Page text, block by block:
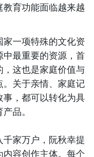
育功能面临越来越
一项特殊的文化资
最重要的资源，首
这也是家庭价值与
关于亲情、家庭记
，都可以转化为具
品。
家万户，阮秋幸提
容创作主体。每个